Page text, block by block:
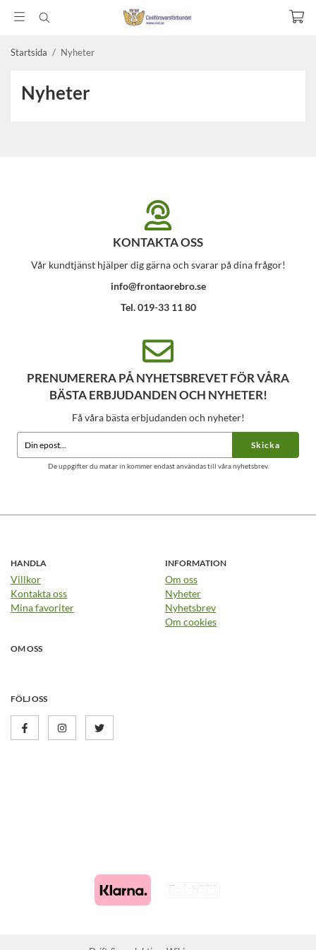
Startsida / Nyheter
Nyheter
KONTAKTA OSS
Vår kundtjänst hjälper dig gärna och svarar på dina frågor!
info@frontaorebro.se
Tel. 019-33 11 80
PRENUMERERA PÅ NYHETSBREVET FÖR VÅRA
BÄSTA ERBJUDANDEN OCH NYHETER!
Få våra bästa erbjudanden och nyheter!
Skicka
De uppgifter du matar in kommer endast användas till våra nyhetsbrev.
HANDLA
Villkor
Kontakta oss
Mina favoriter
INFORMATION
Om oss
Nyheter
Nyhetsbrev
Om cookies
OM OSS
FÖLJ OSS